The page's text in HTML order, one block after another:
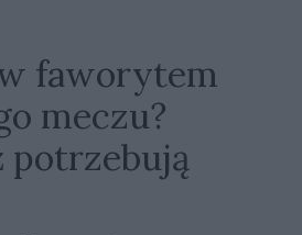
faworytem
meczu?
potrzebują